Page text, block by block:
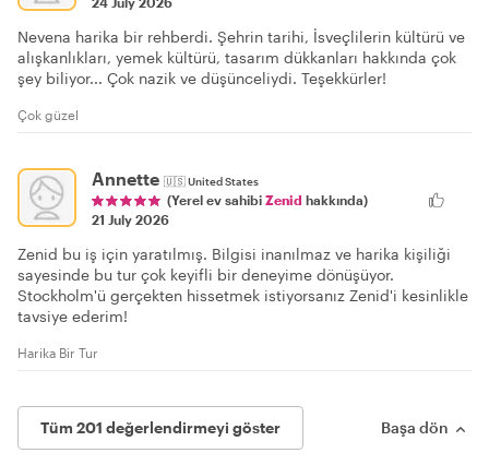
Nevena harika bir rehberdi. Şehrin tarihi, İsveçlilerin kültürü ve
alışkanlıkları, yemek kültürü, tasarım dükkanları hakkında çok
şey biliyor... Çok nazik ve düşünceliydi. Teşekkürler!
Çok güzel
Annette 🇺🇸United States
(Yerel ev sahibi Zenid hakkında)
21 July 2026
Zenid bu iş için yaratılmış. Bilgisi inanılmaz ve harika kişiliği
sayesinde bu tur çok keyifli bir deneyime dönüşüyor.
Stockholm'ü gerçekten hissetmek istiyorsanız Zenid'i kesinlikle
tavsiye ederim!
Harika Bir Tur
Tüm 201 değerlendirmeyi göster Başa dön